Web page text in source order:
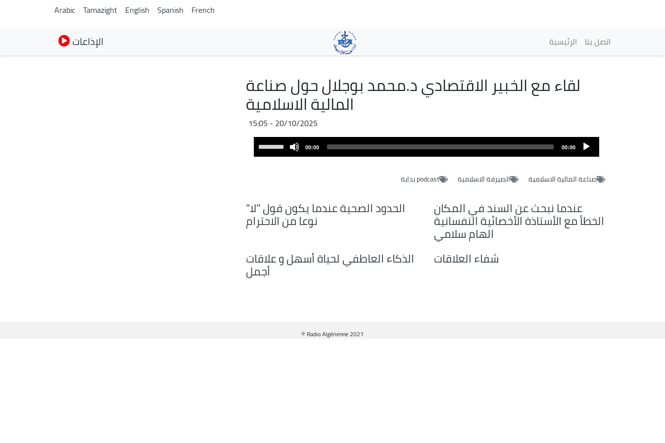
contenido
principal
Arabic Tamazight English Spanish French
الإذاعات Navegación
الرئيسية اتصل بنا
لقاء مع الخبير الاقتصادي د.محمد بوجلال حول صناعة
المالية الاسلامية
20/10/2025 - 15:05
Archivo
audio
Player
00:00
00:00
or
decrease
صناعة المالية الاسلامية الصيرفة الاسلامية podcast بداية
عندما نبحث عن السند في المكان
الخطأ مع الأستاذة الأخصائية النفسانية
الهام سلامي
الحدود الصحية عندما يكون قول "لا"
نوعا من الاحترام
شفاء العلاقات
الذكاء العاطفي لحياة أسهل و علاقات
أجمل
© Radio Algérienne 2021